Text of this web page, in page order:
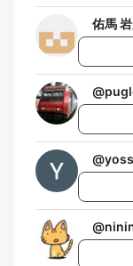
佑馬
@
@
@